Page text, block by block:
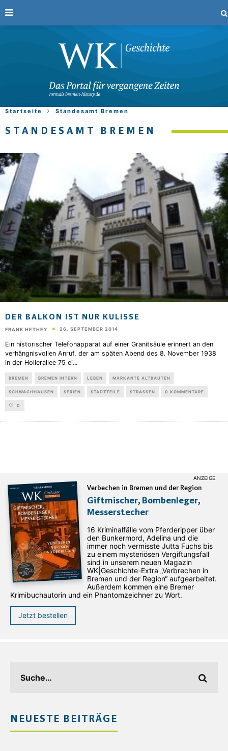
Startseite Standesamt Bremen
STANDESAMT BREMEN
DER BALKON IST NUR KULISSE
FRANK HETHEY 26. SEPTEMBER 2014
Ein historischer Telefonapparat auf einer Granitsäule erinnert an den
verhängnisvollen Anruf, der am späten Abend des 8. November 1938
in der Hollerallee 75 ei...
BREMEN BREMEN INTERN LEBEN MARKANTE ALTBAUTEN
SCHWACHHAUSEN SERIEN STADTTEILE STRASSEN 0 KOMMENTARE
0
Verbechen in Bremen und der Region
Giftmischer, Bombenleger,
Messerstecher
16 Kriminalfälle vom Pferderipper über
den Bunkermord, Adelina und die
immer noch vermisste Jutta Fuchs bis
zu einem mysteriösen Vergiftungsfall
sind in unserem neuen Magazin
WK|Geschichte-Extra „Verbrechen in
Bremen und der Region“ aufgearbeitet.
Außerdem kommen eine Bremer
Krimibuchautorin und ein Phantomzeichner zu Wort.
Jetzt bestellen
NEUESTE BEITRÄGE